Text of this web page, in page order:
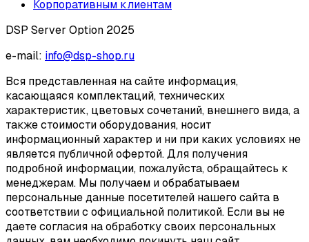
Корпоративным клиентам
DSP Server Option 2025
e-mail: info@dsp-shop.ru
Вся представленная на сайте информация,
касающаяся комплектаций, технических
характеристик, цветовых сочетаний, внешнего вида, а
также стоимости оборудования, носит
информационный характер и ни при каких условиях не
является публичной офертой. Для получения
подробной информации, пожалуйста, обращайтесь к
менеджерам. Мы получаем и обрабатываем
персональные данные посетителей нашего сайта в
соответствии с официальной политикой. Если вы не
даете согласия на обработку своих персональных